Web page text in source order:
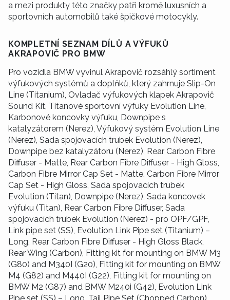
a mezi produkty této značky patři kromě luxusních a
sportovních automobilů také špičkové motocykly.
KOMPLETNÍ SEZNAM DÍLŮ A VÝFUKŮ
AKRAPOVIČ PRO BMW
Pro vozidla BMW vyvinul Akrapovič rozsáhlý sortiment
výfukových systémů a doplňků, který zahrnuje Slip-On
Line (Titanium), Ovladač výfukových klapek Akrapovič
Sound Kit, Titanové sportovní výfuky Evolution Line,
Karbonové koncovky výfuku, Downpipe s
katalyzátorem (Nerez), Výfukový systém Evolution Line
(Nerez), Sada spojovacích trubek Evolution (Nerez),
Downpipe bez katalyzátoru (Nerez), Rear Carbon Fibre
Diffuser - Matte, Rear Carbon Fibre Diffuser - High Gloss,
Carbon Fibre Mirror Cap Set - Matte, Carbon Fibre Mirror
Cap Set - High Gloss, Sada spojovacích trubek
Evolution (Titan), Downpipe (Nerez), Sada koncovek
výfuku (Titan), Rear Carbon Fibre Diffuser, Sada
spojovacích trubek Evolution (Nerez) - pro OPF/GPF,
Link pipe set (SS), Evolution Link Pipe set (Titanium) –
Long, Rear Carbon Fibre Diffuser - High Gloss Black,
Rear Wing (Carbon), Fitting kit for mounting on BMW M3
(G80) and M340I (G20), Fitting kit for mounting on BMW
M4 (G82) and M440I (G22), Fitting kit for mounting on
BMW M2 (G87) and BMW M240i (G42), Evolution Link